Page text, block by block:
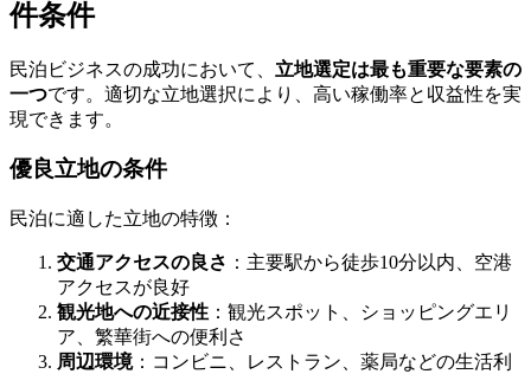
件条件
民泊ビジネスの成功において、 立地選定は最も重要な要素の
一つです。適切な立地選択により、高い稼働率と収益性を実
現できます。
優良立地の条件
民泊に適した立地の特徴：
交通アクセスの良さ ：主要駅から徒歩10分以内、空港
アクセスが良好
観光地への近接性 ：観光スポット、ショッピングエリ
ア、繁華街への便利さ
周辺環境：コンビニ、レストラン、薬局などの生活利